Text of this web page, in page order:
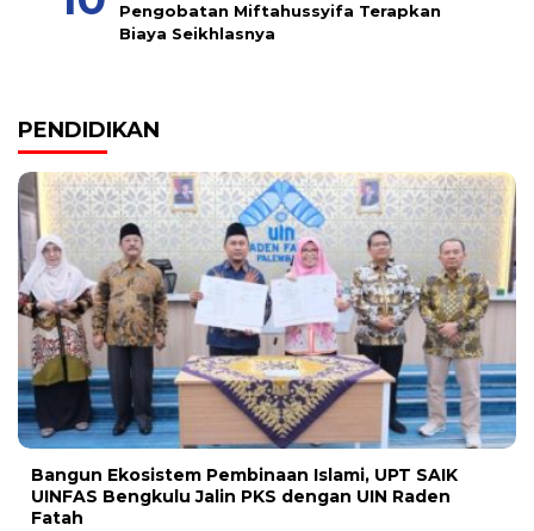
Pengobatan Miftahussyifa Terapkan
Biaya Seikhlasnya
PENDIDIKAN
Bangun Ekosistem Pembinaan Islami, UPT SAIK
UINFAS Bengkulu Jalin PKS dengan UIN Raden
Fatah